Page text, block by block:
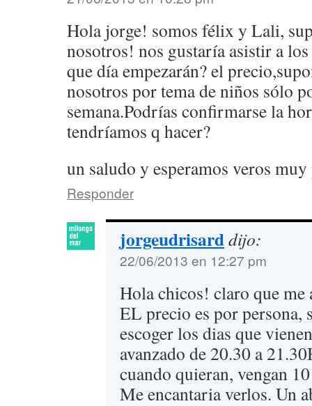
Hola jorge! somos félix y Lali,
nosotros! nos gustaría asistir a
que día empezarán? el
nosotros por tema de niños sólo
semana.Podrías confirmarse la
tendríamos q hacer?
un saludo y esperamos veros
Responder
jorgeudrisarddijo:
22/06/2013 en 12:27 pm
Hola chicos! claro que me
EL precio es por persona,
escoger los dias que
avanzado de 20.30 a
cuando quieran, vengan
Me encantaria verlos. Un